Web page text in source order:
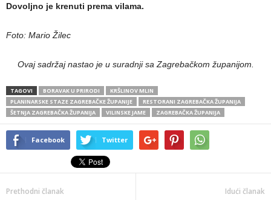
Dovoljno je krenuti prema vilama.
Foto: Mario Žilec
Ovaj sadržaj nastao je u suradnji sa Zagrebačkom županijom.
TAGOVI BORAVAK U PRIRODI
KRŠLINOV MLIN
PLANINARSKE STAZE ZAGREBAČKE ŽUPANIJE
RESTORANI ZAGREBAČKA ŽUPANIJA
ŠETNJA ZAGREBAČKA ŽUPANIJA
VILINSKE JAME ZAGREBAČKA ŽUPANIJA
Facebook Twitter
Prethodni članak Idući članak